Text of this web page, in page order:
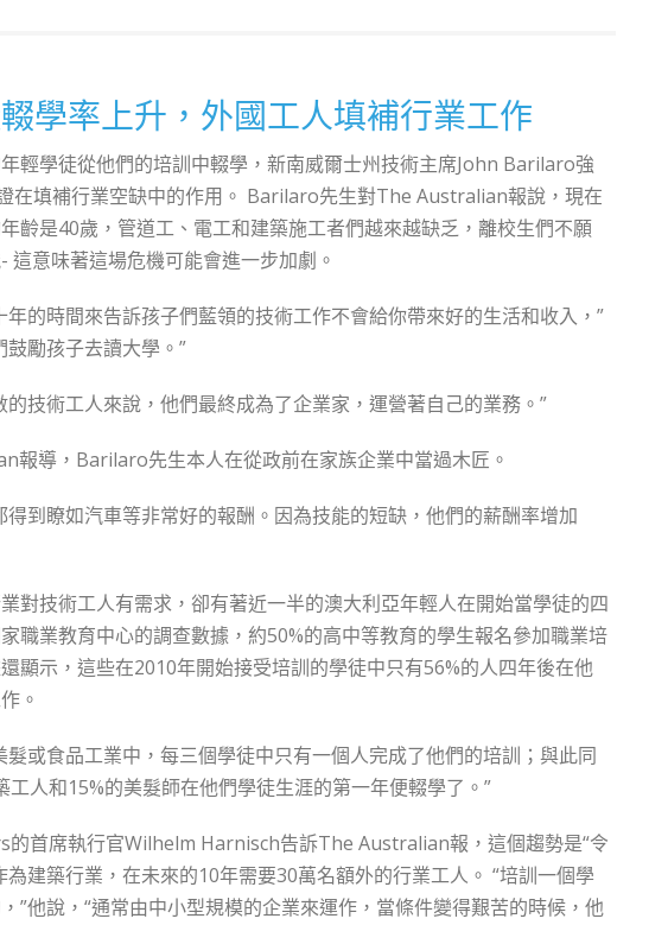
學率上升，外國工人填補行業工作
輕學徒從他們的培訓中輟學，新南威爾士州技術主席John Barilaro強
在填補行業空缺中的作用。 Barilaro先生對The Australian報說，現在
齡是40歲，管道工、電工和建築施工者們越來越缺乏，離校生們不願
這意味著這場危機可能會進一步加劇。
年的時間來告訴孩子們藍領的技術工作不會給你帶來好的生活和收入，”
鼓勵孩子去讀大學。”
的技術工人來說，他們最終成為了企業家，運營著自己的業務。”
報導，Barilaro先生本人在從政前在家族企業中當過木匠。
得到瞭如汽車等非常好的報酬。因為技能的短缺，他們的薪酬率增加
對技術工人有需求，卻有著近一半的澳大利亞年輕人在開始當學徒的四
職業教育中心的調查數據，約50%的高中等教育的學生報名參加職業培
顯示，這些在2010年開始接受培訓的學徒中只有56%的人四年後在他
。
髮或食品工業中，每三個學徒中只有一個人完成了他們的培訓；與此同
工人和15%的美髮師在他們學徒生涯的第一年便輟學了。”
首席執行官Wilhelm Harnisch告訴The Australian報，這個趨勢是“令
為建築行業，在未來的10年需要30萬名額外的行業工人。 “培訓一個學
”他說，“通常由中小型規模的企業來運作，當條件變得艱苦的時候，他